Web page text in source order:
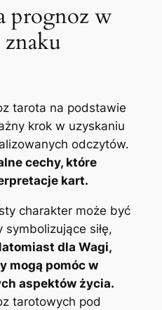
prognoz w
znaku
tarota na podstawie
krok w uzyskaniu
odczytów.
cechy, które
kart.
charakter może być
siłę,
dla Wagi,
mogą pomóc w
aspektów życia.
tarotowych pod